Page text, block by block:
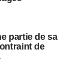
partie de sa
de